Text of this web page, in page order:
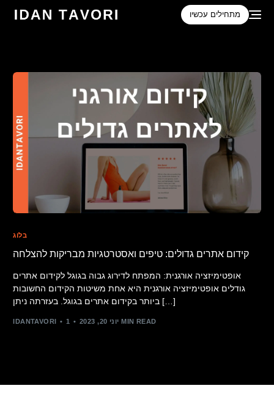
מתחילים עכשיו
בלוג
קידום אתרים גדולים: טיפים ואסטרטגיות מבריקות להצלחה
אופטימיזציה אורגנית: המפתח לדירוג גבוה בגוגל לקידום אתרים
גודלים אופטימיזציה אורגנית היא אחת משיטות הקידום החשובות
ביותר בקידום אתרים בגוגל. בעזרתה ניתן […]
IDANTAVORI יוני 20, 2023 1 MIN READ